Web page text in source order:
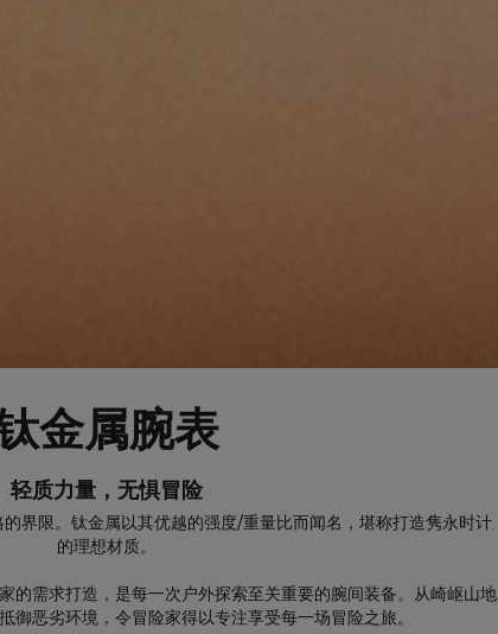
金属腕表
轻质力量，无惧冒险
界限。钛金属以其优越的强度/重量比而闻名，堪称打造隽永时计
的理想材质。
的需求打造，是每一次户外探索至关重要的腕间装备。从崎岖山地
御恶劣环境，令冒险家得以专注享受每一场冒险之旅。